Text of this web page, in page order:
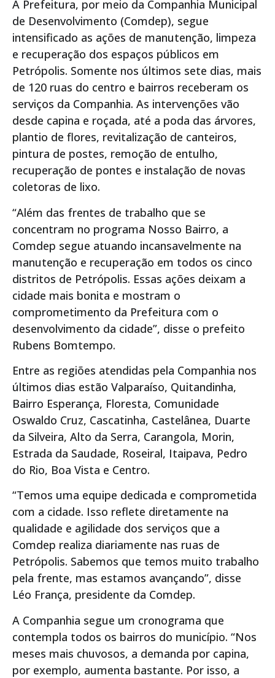
A Prefeitura, por meio da Companhia Municipal
de Desenvolvimento (Comdep), segue
intensificado as ações de manutenção, limpeza
e recuperação dos espaços públicos em
Petrópolis. Somente nos últimos sete dias, mais
de 120 ruas do centro e bairros receberam os
serviços da Companhia. As intervenções vão
desde capina e roçada, até a poda das árvores,
plantio de flores, revitalização de canteiros,
pintura de postes, remoção de entulho,
recuperação de pontes e instalação de novas
coletoras de lixo.
“Além das frentes de trabalho que se
concentram no programa Nosso Bairro, a
Comdep segue atuando incansavelmente na
manutenção e recuperação em todos os cinco
distritos de Petrópolis. Essas ações deixam a
cidade mais bonita e mostram o
comprometimento da Prefeitura com o
desenvolvimento da cidade”, disse o prefeito
Rubens Bomtempo.
Entre as regiões atendidas pela Companhia nos
últimos dias estão Valparaíso, Quitandinha,
Bairro Esperança, Floresta, Comunidade
Oswaldo Cruz, Cascatinha, Castelânea, Duarte
da Silveira, Alto da Serra, Carangola, Morin,
Estrada da Saudade, Roseiral, Itaipava, Pedro
do Rio, Boa Vista e Centro.
“Temos uma equipe dedicada e comprometida
com a cidade. Isso reflete diretamente na
qualidade e agilidade dos serviços que a
Comdep realiza diariamente nas ruas de
Petrópolis. Sabemos que temos muito trabalho
pela frente, mas estamos avançando”, disse
Léo França, presidente da Comdep.
A Companhia segue um cronograma que
contempla todos os bairros do município. “Nos
meses mais chuvosos, a demanda por capina,
por exemplo, aumenta bastante. Por isso, a